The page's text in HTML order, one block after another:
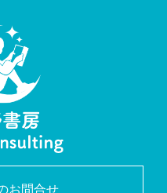
お問合せ